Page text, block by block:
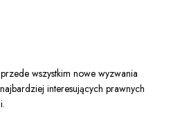
wszystkim nowe wyzwania
interesujących prawnych